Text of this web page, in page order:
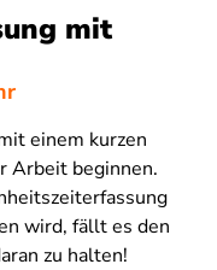
mit
einem kurzen
Arbeit beginnen.
wird, fällt es den
zu halten!